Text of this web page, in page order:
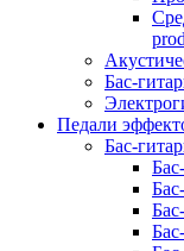
Бас-
Педали
Бас-